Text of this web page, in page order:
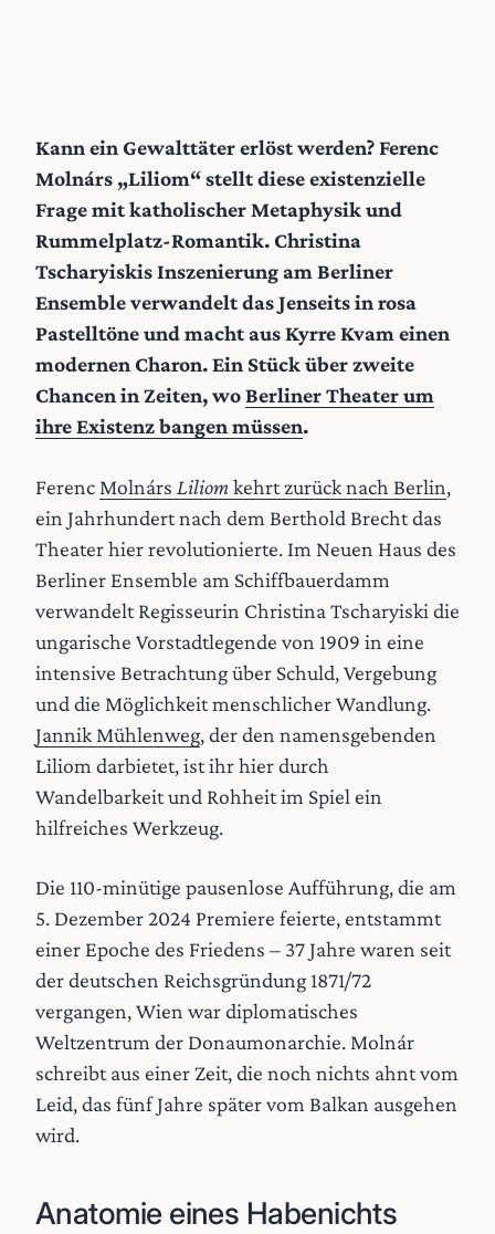
Kann ein Gewalttäter erlöst werden? Ferenc
Molnárs „Liliom“ stellt diese existenzielle
Frage mit katholischer Metaphysik und
Rummelplatz-Romantik. Christina
Tscharyiskis Inszenierung am Berliner
Ensemble verwandelt das Jenseits in rosa
Pastelltöne und macht aus Kyrre Kvam einen
modernen Charon. Ein Stück über zweite
Chancen in Zeiten, woBerliner Theater um
ihre Existenz bangen müssen.
Ferenc Molnárs Liliomkehrt zurück nach Berlin,
ein Jahrhundert nach dem Berthold Brecht das
Theater hier revolutionierte. Im Neuen Haus des
Berliner Ensemble am Schiffbauerdamm
verwandelt Regisseurin Christina Tscharyiski die
ungarische Vorstadtlegende von 1909 in eine
intensive Betrachtung über Schuld, Vergebung
und die Möglichkeit menschlicher Wandlung.
Jannik Mühlenweg, der den namensgebenden
Liliom darbietet, ist ihr hier durch
Wandelbarkeit und Rohheit im Spiel ein
hilfreiches Werkzeug.
Die 110-minütige pausenlose Aufführung, die am
5. Dezember 2024 Premiere feierte, entstammt
einer Epoche des Friedens – 37 Jahre waren seit
der deutschen Reichsgründung 1871/72
vergangen, Wien war diplomatisches
Weltzentrum der Donaumonarchie. Molnár
schreibt aus einer Zeit, die noch nichts ahnt vom
Leid, das fünf Jahre später vom Balkan ausgehen
wird.
Anatomie eines Habenichts